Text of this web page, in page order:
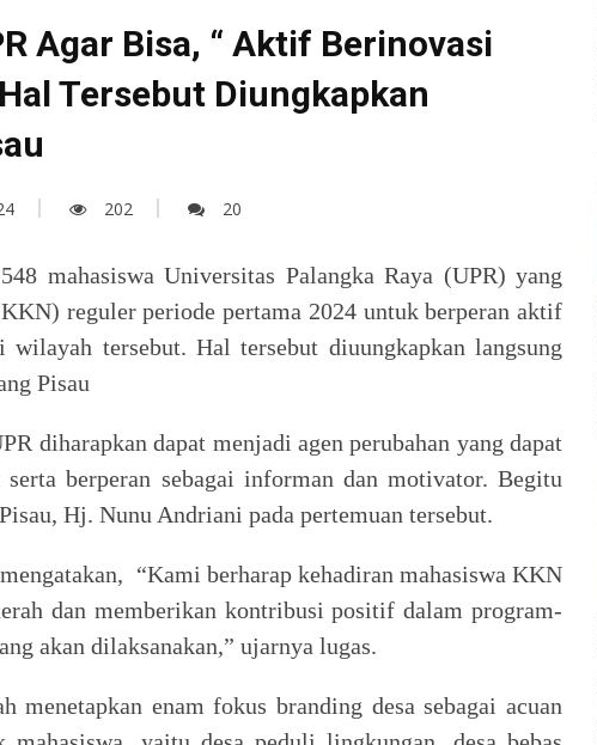
Agar Bisa, “ Aktif Berinovasi
Tersebut Diungkapkan
202 20
mahasiswa Universitas Palangka Raya (UPR) yang
reguler periode pertama 2024 untuk berperan aktif
wilayah tersebut. Hal tersebut diuungkapkan langsung
Pisau
diharapkan dapat menjadi agen perubahan yang dapat
serta berperan sebagai informan dan motivator. Begitu
Hj. Nunu Andriani pada pertemuan tersebut.
“Kami berharap kehadiran mahasiswa KKN
dan memberikan kontribusi positif dalam program-
akan dilaksanakan,” ujarnya lugas.
menetapkan enam fokus branding desa sebagai acuan